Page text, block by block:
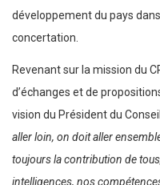
développement du pays
concertation.
Revenant sur la mission du
d’échanges et de
vision du Président du
aller loin, on doit aller
toujours la contribution de
intelligences, nos